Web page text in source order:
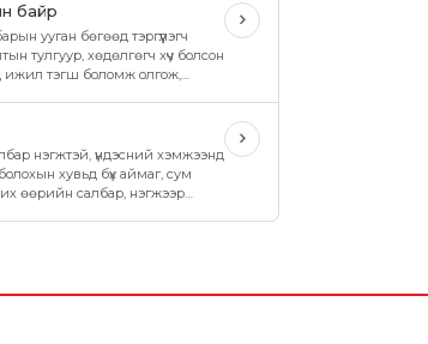
байр
ууган бөгөөд тэргүүлэгч
тулгуур, хөдөлгөгч хүч болсон
ижил тэгш боломж олгож,
нэгжтэй, үндэсний хэмжээнд
болохын хувьд бүх аймаг, сум
өөрийн салбар, нэгжээр